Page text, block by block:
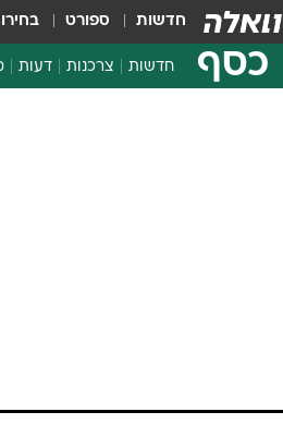
חדשות ספורט
כסף חדשות צרכנות דעות